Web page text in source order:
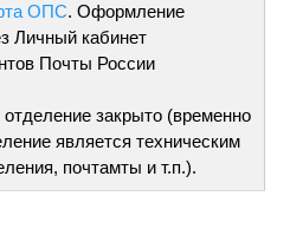
ОПС. Оформление
Личный кабинет
Почты России
закрыто (временно
является техническим
почтамты и т.п.).